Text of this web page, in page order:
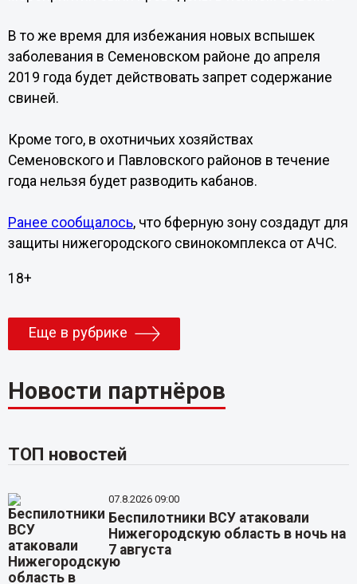
В то же время для избежания новых вспышек
заболевания в Семеновском районе до апреля
2019 года будет действовать запрет содержание
свиней.
Кроме того, в охотничьих хозяйствах
Семеновского и Павловского районов в течение
года нельзя будет разводить кабанов.
Ранее сообщалось, что бферную зону создадут для
защиты нижегородского свинокомплекса от АЧС.
18+
Еще в рубрике
Новости партнёров
ТОП новостей
07.8.2026 09:00
Беспилотники ВСУ атаковали
Нижегородскую область в ночь на
7 августа